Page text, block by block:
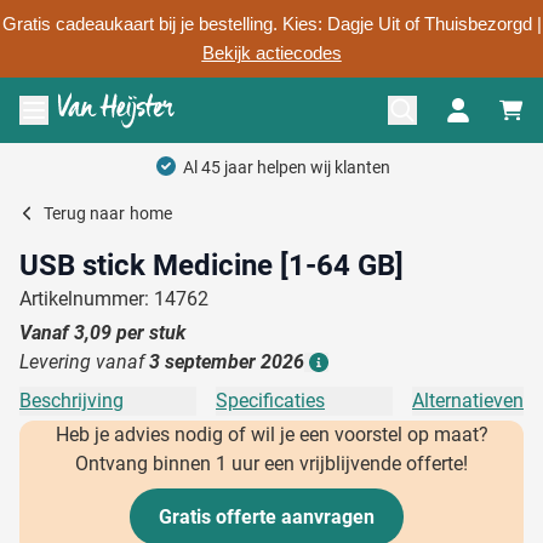
Gratis cadeaukaart bij je bestelling. Kies: Dagje Uit of Thuisbezorgd |
Bekijk actiecodes
Ga naar de inhoud
Menu openen
Al 45 jaar helpen wij klanten
Terug naar home
USB stick Medicine [1-64 GB]
Artikelnummer: 14762
Vanaf3,09 per stuk
Levering vanaf3 september 2026
Beschrijving Specificaties
Alternatieven
Heb je advies nodig of wil je een voorstel op maat?
Ontvang binnen 1 uur een vrijblijvende offerte!
Gratis offerte aanvragen